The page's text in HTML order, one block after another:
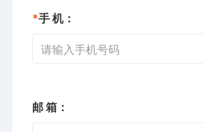
*手 机：
邮 箱：